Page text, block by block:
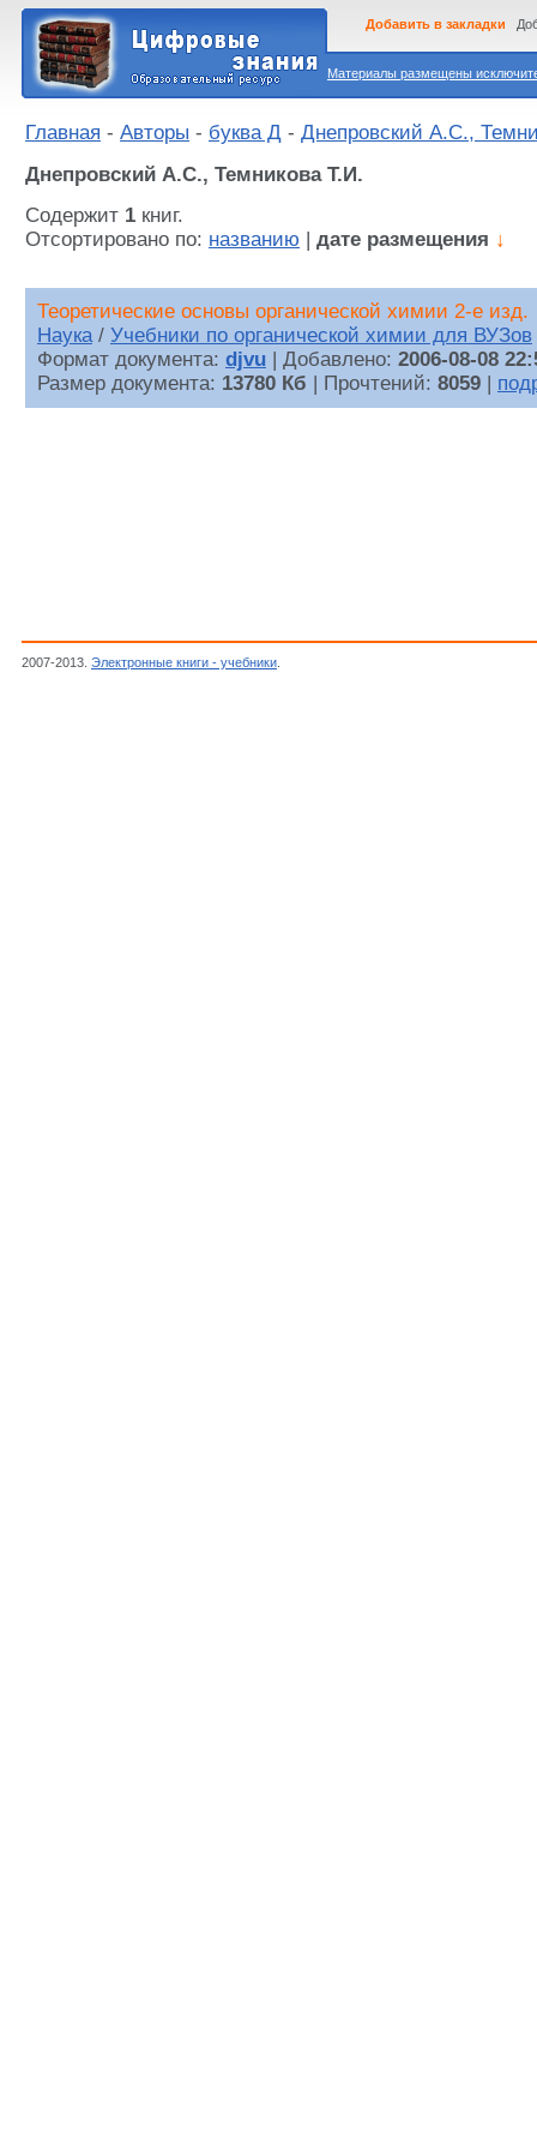
Материалы размещены
Добавить в закладки
Главная - Авторы - буква Д - Днепровский А.С.,
Днепровский А.С., Темникова Т.И.
Содержит 1 книг.
Отсортировано по: названию дате размещения ↓
Теоретические основы органической химии 2-е изд.
Наука/ Учебники по органической химии для ВУЗов
Формат документа: djvu | Добавлено: 2006-08-08
Размер документа: 13780 Кб | Прочтений: 8059
2007-2013. Электронные книги - учебники